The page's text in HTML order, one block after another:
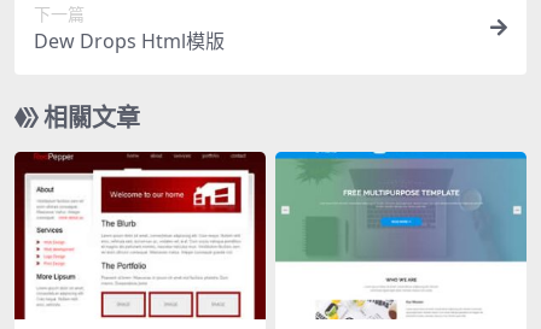
下一篇
Dew Drops Html模版
相關文章